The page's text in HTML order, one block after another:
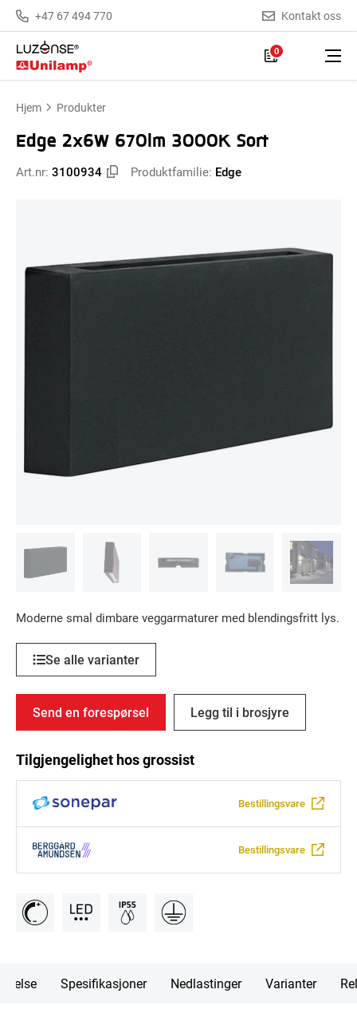
+47 67 494 770 Kontakt oss
0
Hjem Produkter
Edge 2x6W 670lm 3000K Sort
Art.nr: 3100934 Produktfamilie: Edge
Moderne smal dimbare veggarmaturer med blendingsfritt lys.
Se alle varianter
Send en forespørsel Legg til i brosjyre
Tilgjengelighet hos grossist
Bestillingsvare
Bestillingsvare
Spesifikasjoner Nedlastinger Varianter